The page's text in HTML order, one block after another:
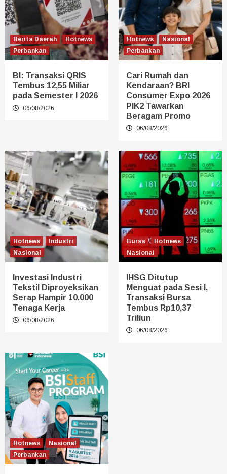
Berita Daerah
Hotnews
Perbankan
BI: Transaksi QRIS
Tembus 12,55 Miliar
pada Semester I 2026
06/08/2026
Hotnews
Nasional
Perbankan
Cari Rumah dan
Kendaraan? BRI
Consumer Expo 2026
PIK2 Tawarkan
Beragam Promo
06/08/2026
Hotnews
Industri
Nasional
Investasi Industri
Tekstil Diproyeksikan
Serap Hampir 10.000
Tenaga Kerja
06/08/2026
Bursa
Hotnews
Nasional
IHSG Ditutup
Menguat pada Sesi I,
Transaksi Bursa
Tembus Rp10,37
Triliun
06/08/2026
Hotnews
Nasional
Perbankan